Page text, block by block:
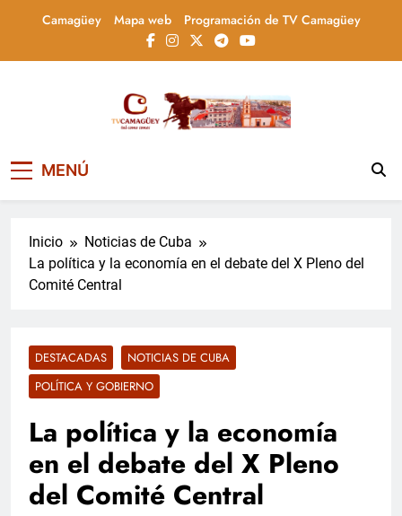
Camagüey Mapa web Programación de TV Camagüey
Televisión Camagüey,
Cuba
informa, educa y entretiene con contenidos
la actualidad nacional
MENÚ
Inicio
Noticias de Cuba
La política y la economía en el debate del X Pleno del
Comité Central
DESTACADAS
NOTICIAS DE CUBA
POLÍTICA Y GOBIERNO
La política y la economía
en el debate del X Pleno
del Comité Central